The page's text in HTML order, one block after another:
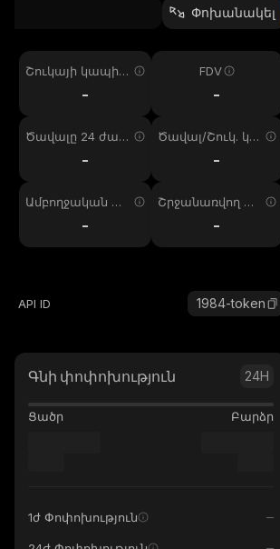
Փոխանակել
Շուկայի կապիտ
-
FDV
-
Ծավալը 24 ժամ
-
Ծավալ/Շուկ. կա
-
Ամբողջական առ
-
Շրջանառվող առ
-
API ID 1984-token
Գնի փոփոխություն 24H
Ցածր Բարձր
1ժ Փոփոխություն